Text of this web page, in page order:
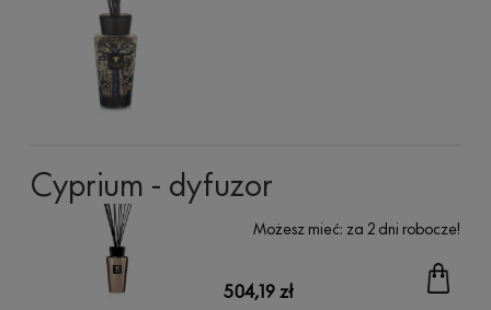
Cyprium - dyfuzor
Możesz mieć: za 2 dni robocze!
504,19 zł